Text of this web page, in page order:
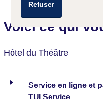
Voici ce qui
Hôtel du Théâtre
Service en ligne et
TUI Service
Refuser